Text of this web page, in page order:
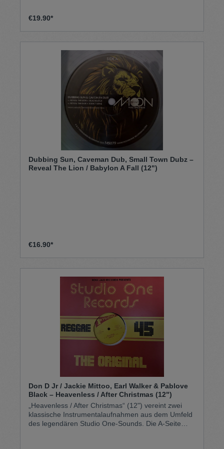
€19.90*
Dubbing Sun, Caveman Dub, Small Town Dubz –
Reveal The Lion / Babylon A Fall (12")
€16.90*
Don D Jr / Jackie Mittoo, Earl Walker & Pablove
Black – Heavenless / After Christmas (12")
„Heavenless / After Christmas“ (12") vereint zwei
klassische Instrumentalaufnahmen aus dem Umfeld
des legendären Studio One-Sounds. Die A-Seite